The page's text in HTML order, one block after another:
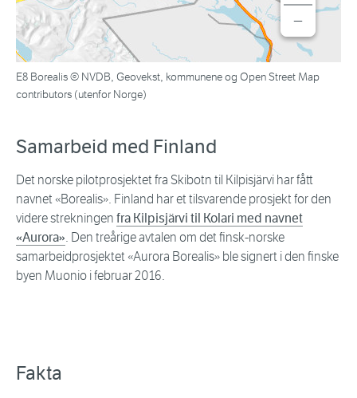
−
E8 Borealis © NVDB, Geovekst, kommunene og Open Street Map
contributors (utenfor Norge)
Samarbeid med Finland
Det norske pilotprosjektet fra Skibotn til Kilpisjärvi har fått
navnet «Borealis». Finland har et tilsvarende prosjekt for den
videre strekningen fra Kilpisjärvi til Kolari med navnet
«Aurora». Den treårige avtalen om det finsk-norske
samarbeidprosjektet «Aurora Borealis» ble signert i den finske
byen Muonio i februar 2016.
Fakta